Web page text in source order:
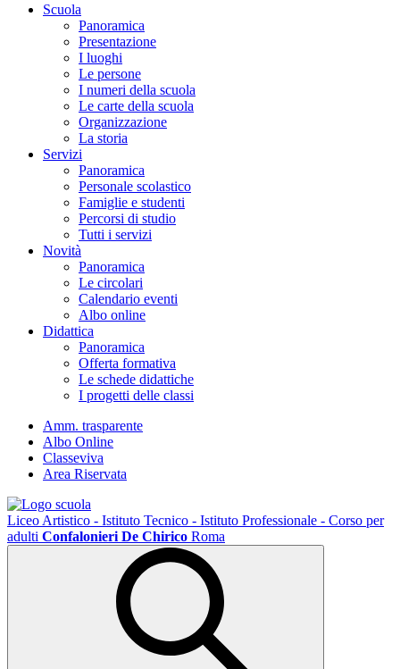
Scuola
Panoramica
Presentazione
I luoghi
Le persone
I numeri della scuola
Le carte della scuola
Organizzazione
La storia
Servizi
Panoramica
Personale scolastico
Famiglie e studenti
Percorsi di studio
Tutti i servizi
Novità
Panoramica
Le circolari
Calendario eventi
Albo online
Didattica
Panoramica
Offerta formativa
Le schede didattiche
I progetti delle classi
Amm. trasparente
Albo Online
Classeviva
Area Riservata
Liceo Artistico - Istituto Tecnico - Istituto Professionale - Corso per
adulti Confalonieri De Chirico Roma